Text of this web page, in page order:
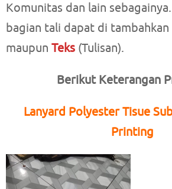
Komunitas dan lain
bagian tali dapat di tambahkan
maupun Teks (Tulisan).
Berikut Keterangan
Lanyard Polyester Tisue
Printing